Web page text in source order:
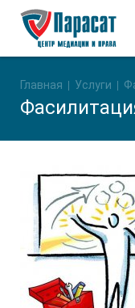
Главная Услуги